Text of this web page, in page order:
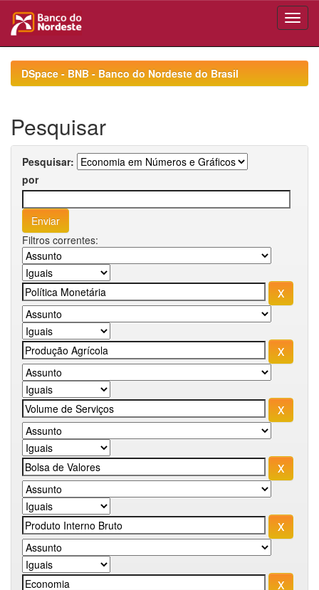
navigationDSpace - BNB - Banco do Nordeste do Brasil
Pesquisar
Pesquisar:
por
Filtros correntes: